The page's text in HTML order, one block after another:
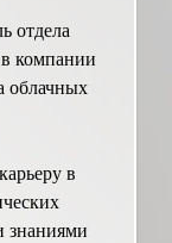
отдела
компании
облачных
в
знаниями